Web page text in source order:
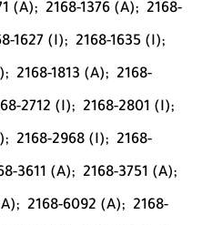
(A); 2168-1376 (A); 2168-
1627 (I); 2168-1635 (I);
2168-1813 (A); 2168-
2712 (I); 2168-2801 (I);
2168-2968 (I); 2168-
3611 (A); 2168-3751 (A);
2168-6092 (A); 2168-